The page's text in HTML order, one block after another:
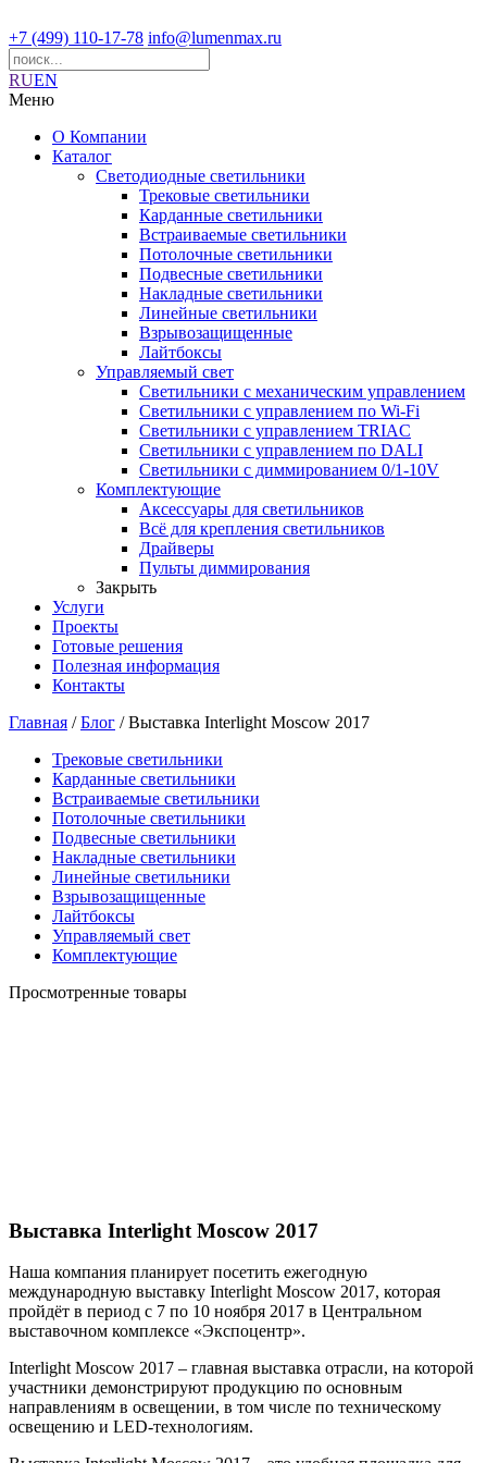
+7 (499) 110-17-78 info@lumenmax.ru
RUEN
Меню
О Компании
Каталог
Светодиодные светильники
Трековые светильники
Карданные светильники
Встраиваемые светильники
Потолочные светильники
Подвесные светильники
Накладные светильники
Линейные светильники
Взрывозащищенные
Лайтбоксы
Управляемый свет
Светильники с механическим управлением
Светильники с управлением по Wi-Fi
Светильники с управлением TRIAC
Светильники с управлением по DALI
Светильники с диммированием 0/1-10V
Комплектующие
Аксессуары для светильников
Всё для крепления светильников
Драйверы
Пульты диммирования
Закрыть
Услуги
Проекты
Готовые решения
Полезная информация
Контакты
Главная /Блог /Выставка Interlight Moscow 2017
Трековые светильники
Карданные светильники
Встраиваемые светильники
Потолочные светильники
Подвесные светильники
Накладные светильники
Линейные светильники
Взрывозащищенные
Лайтбоксы
Управляемый свет
Комплектующие
Просмотренные товары
Выставка Interlight Moscow 2017
Наша компания планирует посетить ежегодную
международную выставку Interlight Moscow 2017, которая
пройдёт в период с 7 по 10 ноября 2017 в Центральном
выставочном комплексе «Экспоцентр».
Interlight Moscow 2017 – главная выставка отрасли, на которой
участники демонстрируют продукцию по основным
направлениям в освещении, в том числе по техническому
освещению и LED-технологиям.